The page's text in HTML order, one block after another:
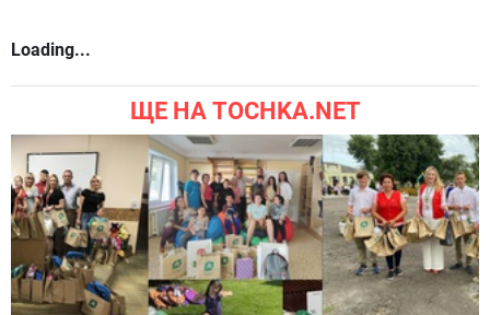
Loading...
ЩЕ НА TOCHKA.NET